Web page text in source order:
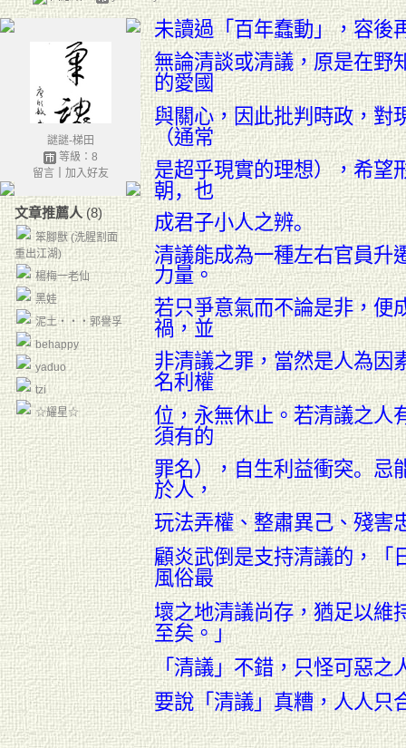
謎謎-梯田
等級：8
留言｜ 加入好友
文章推薦人(8)
笨腳獸 (洗腥割面
重出江湖)
楊梅一老仙
黑娃
泥土‧‧‧郭譽孚
behappy
yaduo
tzi
☆耀星☆
未讀過「百年蠢動」，容後
無論清談或清議，原是在野
的愛國
與關心，因此批判時政，對
（通常
是超乎現實的理想），希望
朝，也
成君子小人之辨。
清議能成為一種左右官員升
力量。
若只爭意氣而不論是非，便
禍，並
非清議之罪，當然是人為因
名利權
位，永無休止。若清議之人
須有的
罪名），自生利益衝突。忌
於人，
玩法弄權、整肅異己、殘害
顧炎武倒是支持清議的，「
風俗最
壞之地清議尚存，猶足以維
至矣。」
「清議」不錯，只怪可惡之
要說「清議」真糟，人人只